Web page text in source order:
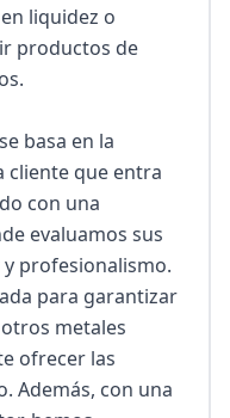
liquidez o
productos de
basa en la
cliente que entra
con una
evaluamos sus
profesionalismo.
para garantizar
metales
ofrecer las
Además, con una